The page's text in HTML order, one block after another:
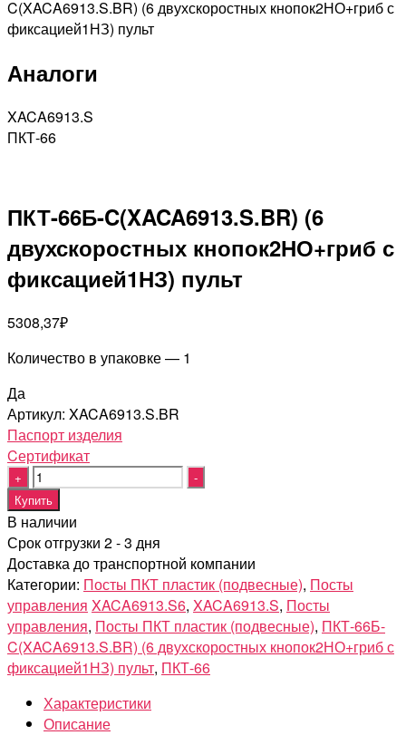
C(XACA6913.S.BR) (6 двухскоростных кнопок2НО+гриб с
фиксацией1НЗ) пульт
Аналоги
XACA6913.S
ПКТ-66
ПКТ-66Б-C(XACA6913.S.BR) (6
двухскоростных кнопок2НО+гриб с
фиксацией1НЗ) пульт
5308,37₽
Количество в упаковке — 1
Да
Артикул: XACA6913.S.BR
Паспорт изделия
Cертификат
Quantity
Купить
В наличии
Срок отгрузки 2 - 3 дня
Доставка до транспортной компании
Категории: Посты ПКТ пластик (подвесные), Посты
управления XACA6913.S6, XACA6913.S, Посты
управления, Посты ПКТ пластик (подвесные), ПКТ-66Б-
C(XACA6913.S.BR) (6 двухскоростных кнопок2НО+гриб с
фиксацией1НЗ) пульт, ПКТ-66
Характеристики
Описание